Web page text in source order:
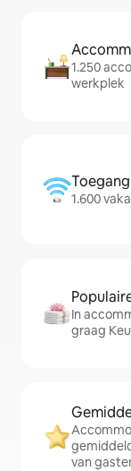
1.250
werkplek
1.600
In
graag
van